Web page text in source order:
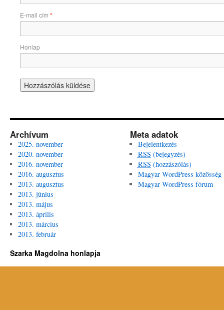
E-mail cím *
Honlap
Archívum
2025. november
2020. november
2016. november
2016. augusztus
2013. augusztus
2013. június
2013. május
2013. április
2013. március
2013. február
Meta adatok
Bejelentkezés
RSS (bejegyzés)
RSS (hozzászólás)
Magyar WordPress közösség
Magyar WordPress fórum
Szarka Magdolna honlapja